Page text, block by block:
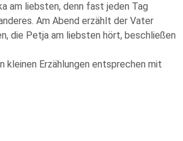
am liebsten, denn fast jeden Tag
Am Abend erzählt der Vater
die Petja am liebsten hört, beschließen
kleinen Erzählungen entsprechen mit